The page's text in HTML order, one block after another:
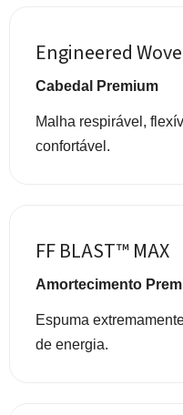
Engineered
Cabedal Premium
Malha respirável,
confortável.
FF BLAST™ MAX
Amortecimento
Espuma
de energia.